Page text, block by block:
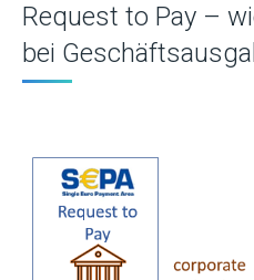
Request to Pay –
bei